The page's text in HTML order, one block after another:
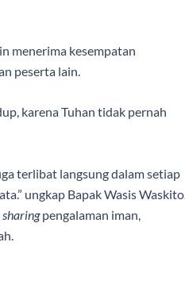
menerima kesempatan
peserta lain.
karena Tuhan tidak pernah
terlibat langsung dalam setiap
ungkap Bapak Wasis Waskito.
sharingpengalaman iman,